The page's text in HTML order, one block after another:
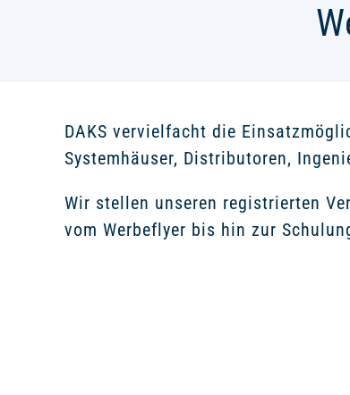
DAKS vervielfacht die
Systemhäuser, Distributoren,
Wir stellen unseren registrierten
vom Werbeflyer bis hin zur